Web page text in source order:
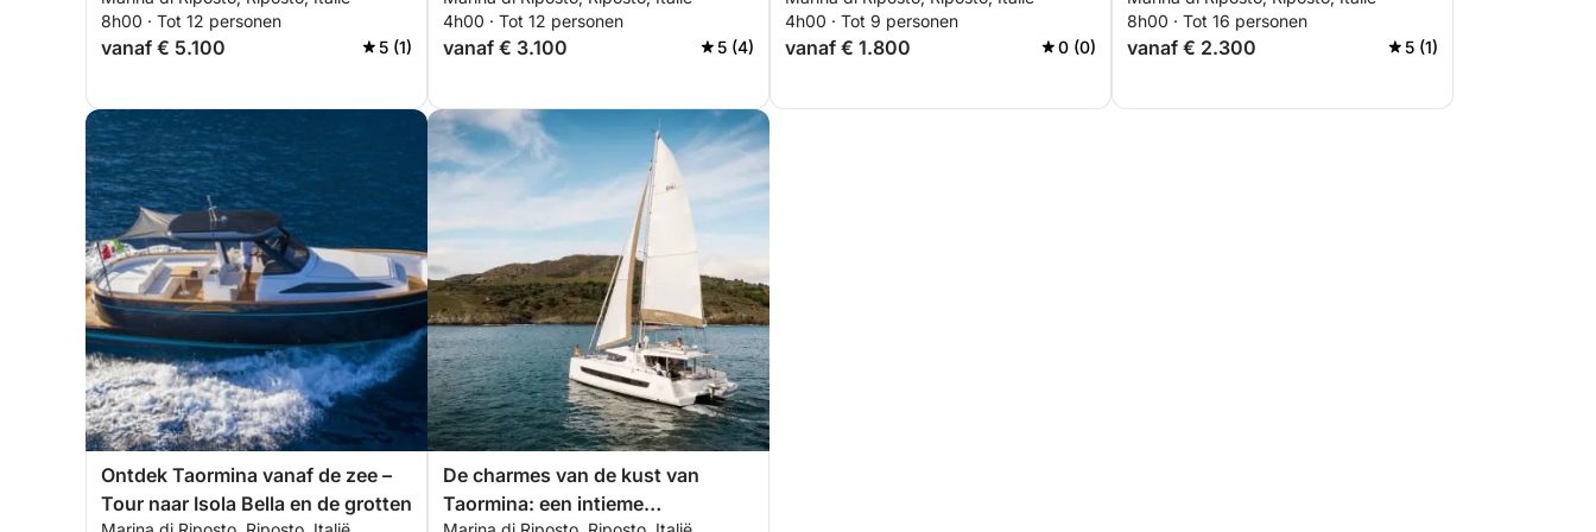
8h00 · Tot 12 personen
vanaf € 5.100 5 (1)
4h00 · Tot 12 personen
vanaf € 3.100 5 (4)
4h00 · Tot 9 personen
vanaf € 1.800 0 (0)
8h00 · Tot 16 personen
vanaf € 2.300 5 (1)
Ontdek Taormina vanaf de zee –
Tour naar Isola Bella en de grotten
De charmes van de kust van
Taormina: een intieme